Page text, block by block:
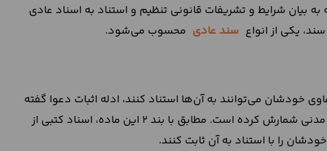
بیان شرایط و تشریفات قانونی تنظیم و استناد به اسناد عادی
یکی از انواع سند عادی محسوب می‌شود.
خودشان می‌توانند به آن‌ها استناد کنند، ادله اثبات دعوا گفته
می‌شود. قانونگذار، ادله اثبات دعوا را در ماده 1258 قانون مدنی شمارش کرده است. مطابق با بند 2 این ماده، اسناد کتبی از
را با استناد به آن ثابت کنند.